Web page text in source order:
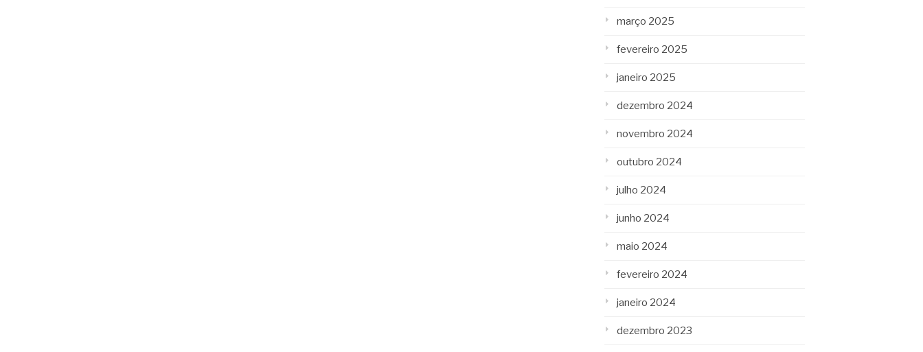
março 2025
fevereiro 2025
janeiro 2025
dezembro 2024
novembro 2024
outubro 2024
julho 2024
junho 2024
maio 2024
fevereiro 2024
janeiro 2024
dezembro 2023